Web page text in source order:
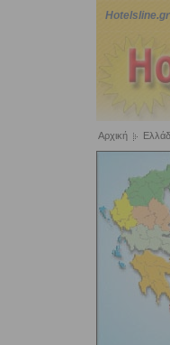
Hotelsline.gr
Αρχική